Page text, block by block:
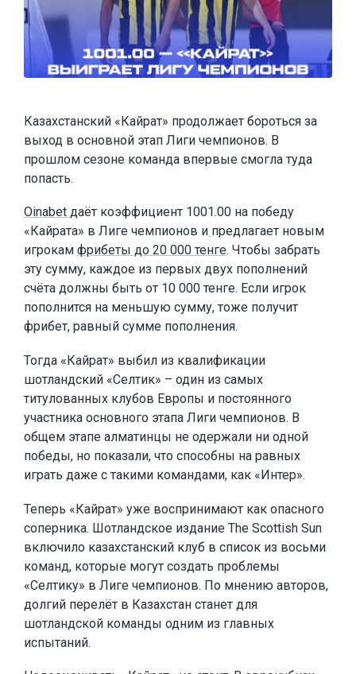
Казахстанский «Кайрат» продолжает бороться за
выход в основной этап Лиги чемпионов. В
прошлом сезоне команда впервые смогла туда
попасть.
Oinabet даёт коэффициент 1001.00 на победу
«Кайрата» в Лиге чемпионов и предлагает новым
игрокам фрибеты до 20 000 тенге. Чтобы забрать
эту сумму, каждое из первых двух пополнений
счёта должны быть от 10 000 тенге. Если игрок
пополнится на меньшую сумму, тоже получит
фрибет, равный сумме пополнения.
Тогда «Кайрат» выбил из квалификации
шотландский «Селтик» – один из самых
титулованных клубов Европы и постоянного
участника основного этапа Лиги чемпионов. В
общем этапе алматинцы не одержали ни одной
победы, но показали, что способны на равных
играть даже с такими командами, как «Интер».
Теперь «Кайрат» уже воспринимают как опасного
соперника. Шотландское издание The Scottish Sun
включило казахстанский клуб в список из восьми
команд, которые могут создать проблемы
«Селтику» в Лиге чемпионов. По мнению авторов,
долгий перелёт в Казахстан станет для
шотландской команды одним из главных
испытаний.